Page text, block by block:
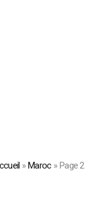
»Maroc»Page 2